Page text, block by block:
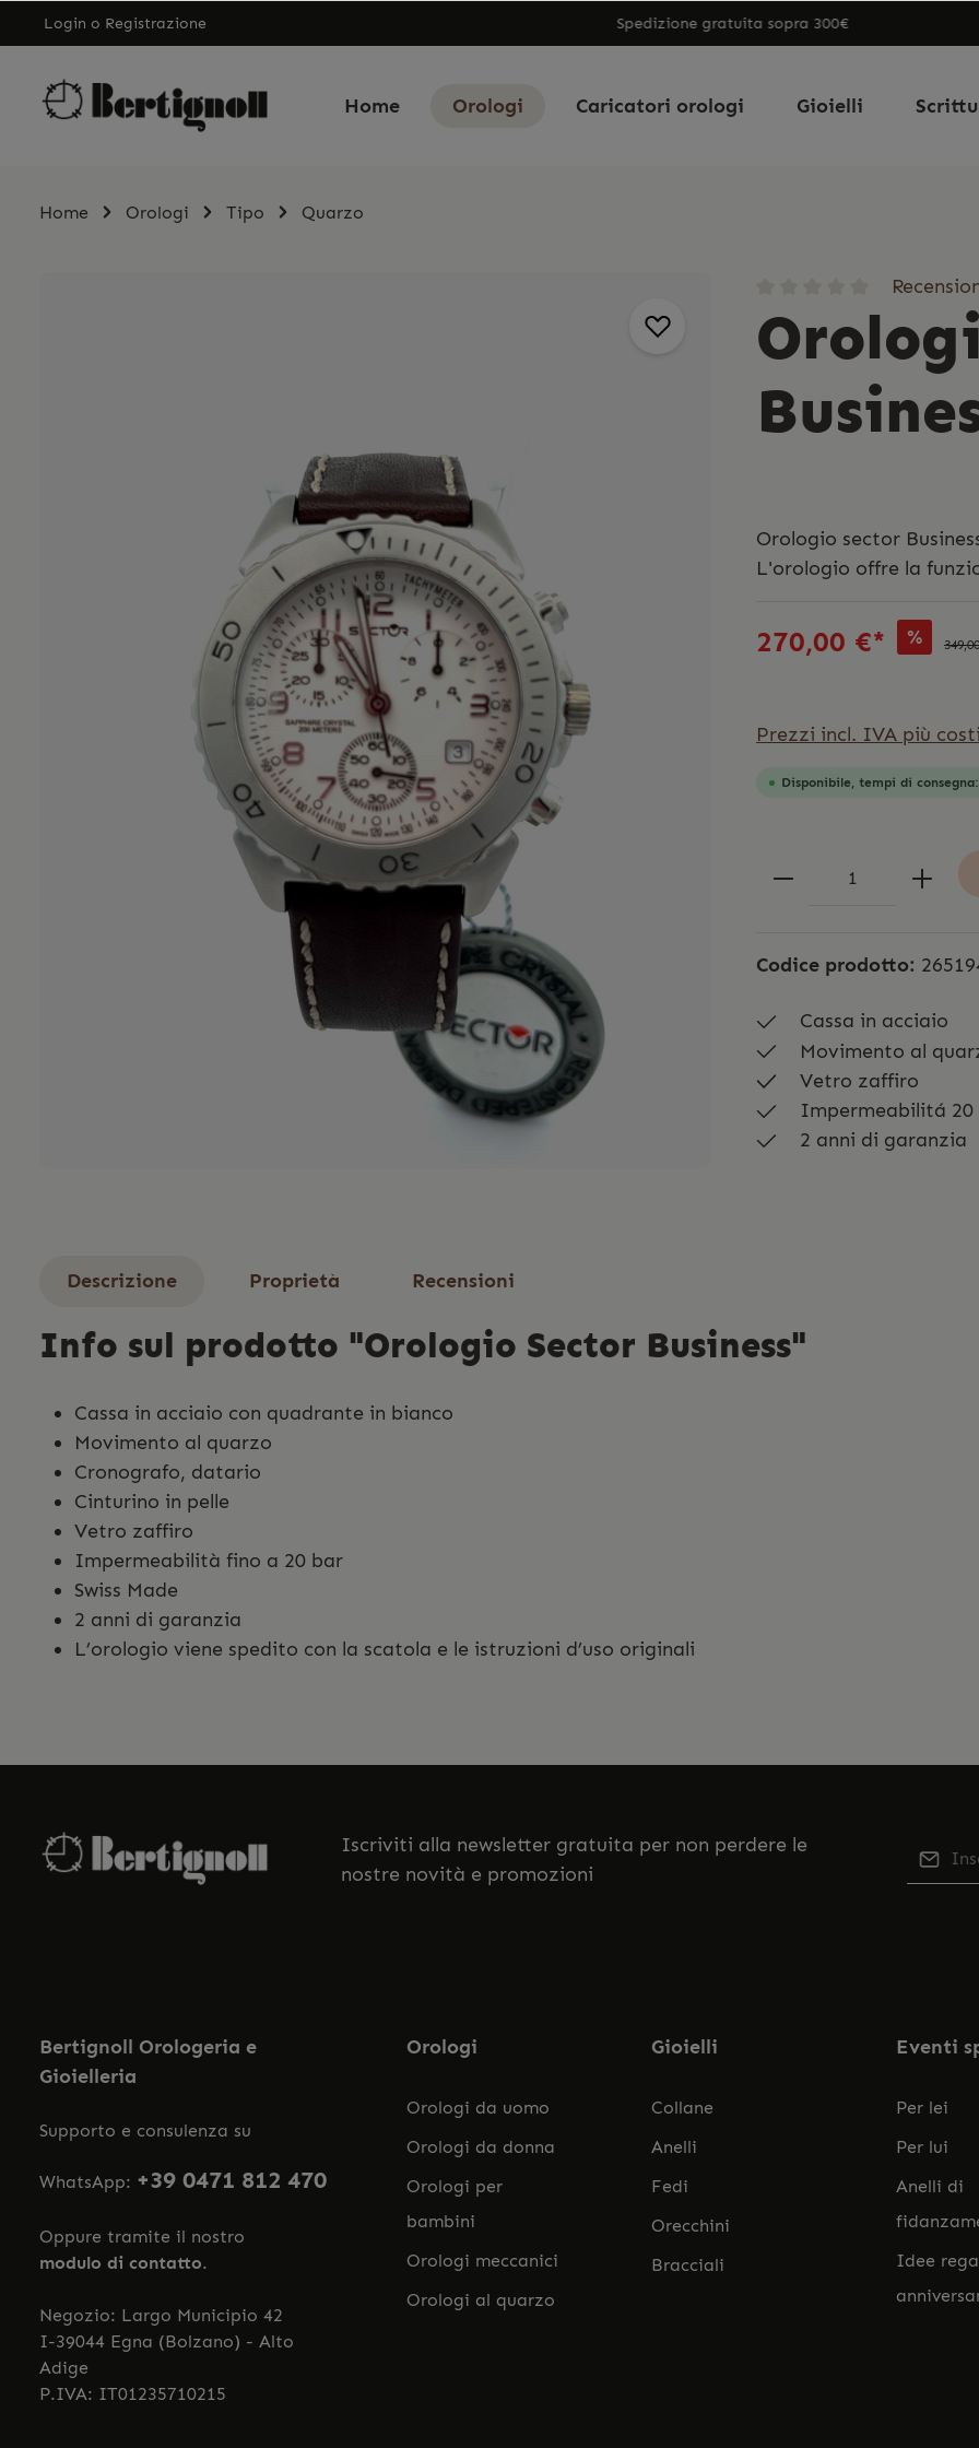
Login o Registrazione Spedizione gratuita sopra 300€
Home Orologi Caricatori orologi Gioielli
Home Orologi Tipo Quarzo
Orologio sector
L'orologio offre la
270,00 €* %
Prezzi incl. IVA più
Disponibile, tempi di
Codice prodotto:
Cassa in acciaio
Movimento al
Vetro zaffiro
Impermeabilitá 20
2 anni di garanzia
Descrizione Proprietà Recensioni
Info sul prodotto "Orologio Sector Business"
Cassa in acciaio con quadrante in bianco
Movimento al quarzo
Cronografo, datario
Cinturino in pelle
Vetro zaffiro
Impermeabilità fino a 20 bar
Swiss Made
2 anni di garanzia
L’orologio viene spedito con la scatola e le istruzioni d’uso originali
Iscriviti alla newsletter gratuita per non perdere le
nostre novità e promozioni
Bertignoll Orologeria e
Gioielleria
Supporto e consulenza su
WhatsApp: +39 0471 812 470
Oppure tramite il nostro
modulo di contatto.
Negozio: Largo Municipio 42
I-39044 Egna (Bolzano) - Alto
Adige
P.IVA: IT01235710215
Orologi
Orologi da uomo
Orologi da donna
Orologi per
bambini
Orologi meccanici
Orologi al quarzo
Gioielli
Collane
Anelli
Fedi
Orecchini
Bracciali
Eventi
Per lei
Per lui
Anelli di
Idee